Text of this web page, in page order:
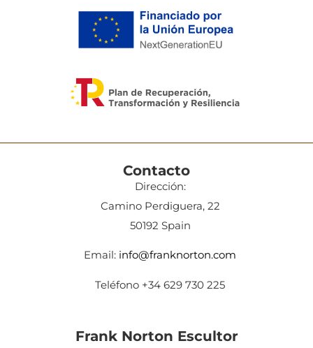
Contacto
Dirección:
Camino Perdiguera, 22
50192 Spain
Email: info@franknorton.com
Teléfono +34 629 730 225
Frank Norton Escultor